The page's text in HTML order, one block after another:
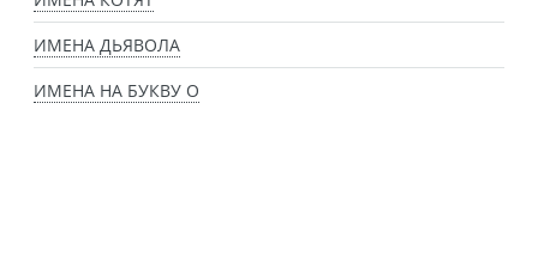
ИМЕНА ДЬЯВОЛА
ИМЕНА НА БУКВУ О